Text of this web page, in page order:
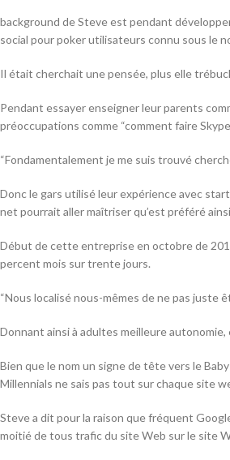
background de Steve est pendant
social pour poker utilisateurs connu sous le
Il était cherchait une pensée, plus elle
Pendant essayer enseigner leur parents
préoccupations comme “comment faire
“Fondamentalement je me suis trouvé
Donc le gars utilisé leur expérience avec
net pourrait aller maîtriser qu’est préféré
Début de cette entreprise en octobre de
percent mois sur trente jours.
“Nous localisé nous-mêmes de ne pas juste
Donnant ainsi à adultes meilleure
Bien que le nom un signe de tête vers le
Millennials ne sais pas tout sur chaque site
Steve a dit pour la raison que fréquent
moitié de tous trafic du site Web sur le site